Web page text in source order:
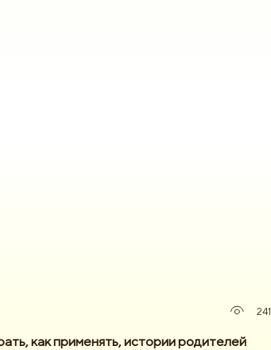
241
как применять, истории родителей